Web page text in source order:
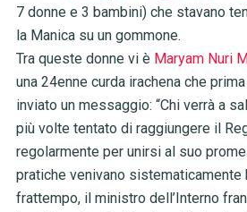
7 donne e 3 bambini) che stavano
la Manica su un gommone.
Tra queste donne vi è Maryam Nuri
una 24enne curda irachena che
inviato un messaggio: “Chi verrà a
più volte tentato di raggiungere il
regolarmente per unirsi al suo
pratiche venivano sistematicamente
frattempo, il ministro dell’Interno